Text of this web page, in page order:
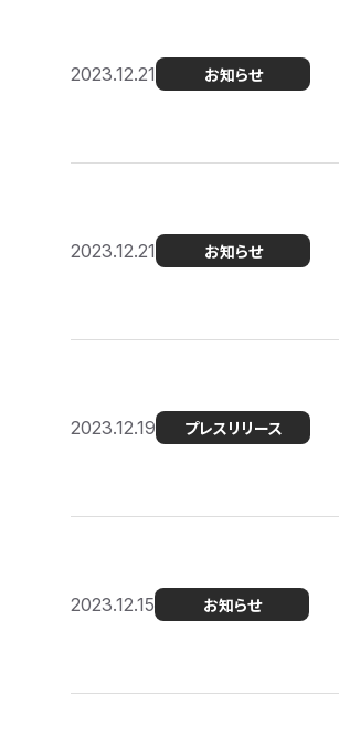
2023.12.21 お知らせ
2023.12.21 お知らせ
2023.12.19 プレスリリース
2023.12.15 お知らせ